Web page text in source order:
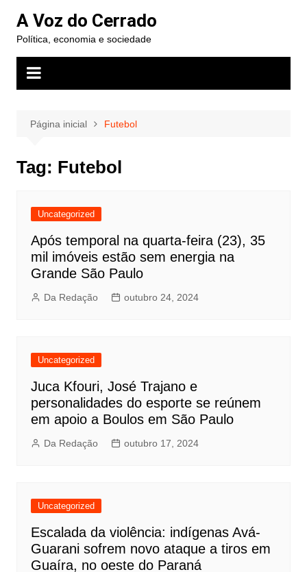
para
conteúdo
A Voz do Cerrado
Política, economia e sociedade
Página inicial Futebol
Tag: Futebol
Uncategorized
Após temporal na quarta-feira (23), 35
mil imóveis estão sem energia na
Grande São Paulo
Da Redação outubro 24, 2024
Uncategorized
Juca Kfouri, José Trajano e
personalidades do esporte se reúnem
em apoio a Boulos em São Paulo
Da Redação outubro 17, 2024
Uncategorized
Escalada da violência: indígenas Avá-
Guarani sofrem novo ataque a tiros em
Guaíra, no oeste do Paraná